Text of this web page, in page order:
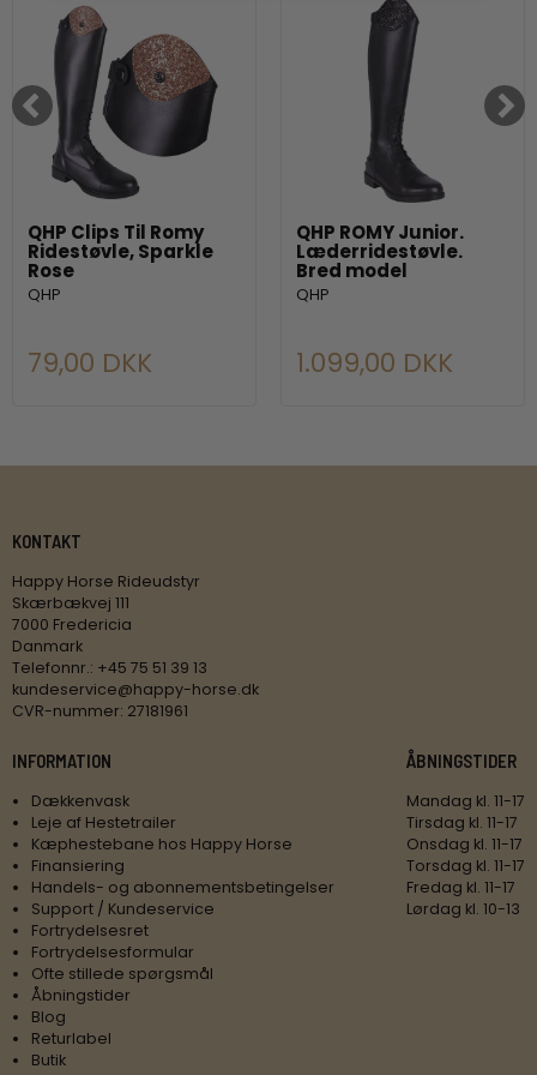
QHP Clips Til Romy
Ridestøvle, Sparkle
Rose
QHP
79,00 DKK
QHP ROMY Junior.
Læderridestøvle.
Bred model
QHP
1.099,00 DKK
KONTAKT
Happy Horse Rideudstyr
Skærbækvej 111
7000 Fredericia
Danmark
Telefonnr.: +45 75 51 39 13
kundeservice@happy-horse.dk
CVR-nummer: 27181961
INFORMATION
Dækkenvask
Leje af Hestetrailer
Kæphestebane hos Happy Horse
Finansiering
Handels- og abonnementsbetingelser
Support / Kundeservice
Fortrydelsesret
Fortrydelsesformular
Ofte stillede spørgsmål
Åbningstider
Blog
Returlabel
Butik
ÅBNINGSTIDER
Mandag kl. 11-17
Tirsdag kl. 11-17
Onsdag kl. 11-17
Torsdag kl. 11-17
Fredag kl. 11-17
Lørdag kl. 10-13